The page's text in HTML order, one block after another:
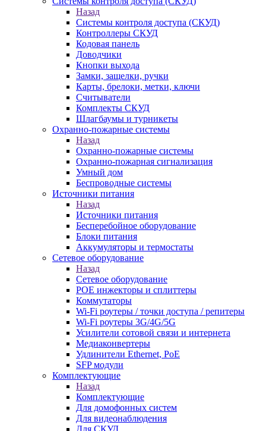
Назад
Системы контроля доступа (СКУД)
Контроллеры СКУД
Кодовая панель
Доводчики
Кнопки выхода
Замки, защелки, ручки
Карты, брелоки, метки, ключи
Считыватели
Комплекты СКУД
Шлагбаумы и турникеты
Охранно-пожарные системы
Назад
Охранно-пожарные системы
Охранно-пожарная сигнализация
Умный дом
Беспроводные системы
Источники питания
Назад
Источники питания
Бесперебойное оборудование
Блоки питания
Аккумуляторы и термостаты
Сетевое оборудование
Назад
Сетевое оборудование
POE инжекторы и сплиттеры
Коммутаторы
Wi-Fi роутеры / точки доступа / репитеры
Wi-Fi роутеры 3G/4G/5G
Усилители сотовой связи и интернета
Медиаконвертеры
Удлинители Ethernet, PoE
SFP модули
Комплектующие
Назад
Комплектующие
Для домофонных систем
Для видеонаблюдения
Для СКУД